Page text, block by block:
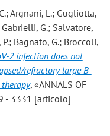
Argnani, L.; Gugliotta,
G.; Salvatore,
Bagnato, G.; Broccoli,
2 infection does not
refractory large B-
, «ANNALS OF
- 3331 [articolo]